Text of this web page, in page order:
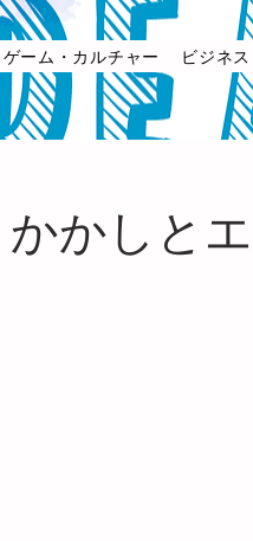
ゲーム・カルチャー ビジネ
かしと